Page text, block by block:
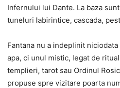
Infernului lui Dante. La baza
tuneluri labirintice, cascada,
Fantana nu a indeplinit
apa, ci unul mistic, legat de
templieri, tarot sau Ordinul
propuse spre vizitare poarta